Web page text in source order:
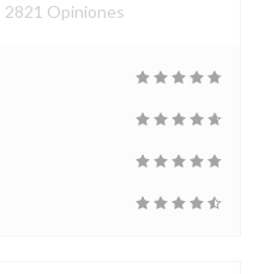
2821 Opiniones